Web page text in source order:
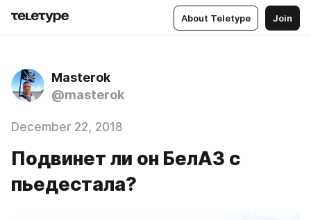
About Teletype Join
Masterok
@masterok
December 22, 2018
Подвинет ли он БелАЗ с
пьедестала?